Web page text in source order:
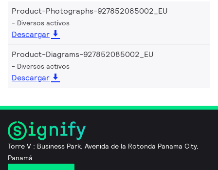
Product-Photographs-927852085002_EU
Diversos activos
Descargar
Product-Diagrams-927852085002_EU
Diversos activos
Descargar
Torre V : Business Park, Avenida de la Rotonda Panama City,
Panamá